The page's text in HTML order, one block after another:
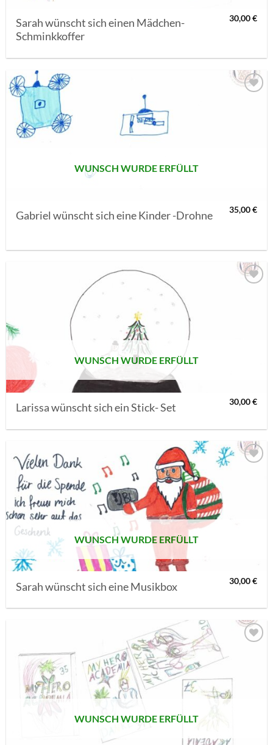
Sarah wünscht sich einen Mädchen-
Schminkkoffer
30,00€
WUNSCH WURDE ERFÜLLT
Gabriel wünscht sich eine Kinder -Drohne 35,00€
WUNSCH WURDE ERFÜLLT
Larissa wünscht sich ein Stick- Set 30,00€
MERKLISTE
SETZEN
WUNSCH WURDE ERFÜLLT
Sarah wünscht sich eine Musikbox 30,00€
AUF MEINE
MERKLISTE
WUNSCH WURDE ERFÜLLT